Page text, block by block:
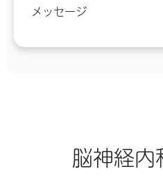
メッセージ
脳神経